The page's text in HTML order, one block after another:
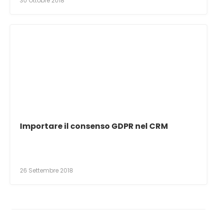
Importare il consenso GDPR nel CRM
26 Settembre 2018